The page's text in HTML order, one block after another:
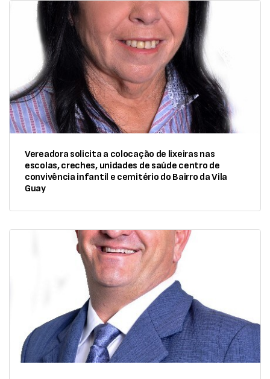
Vereadora solicita a colocação de lixeiras nas
escolas, creches, unidades de saúde centro de
convivência infantil e cemitério do Bairro da Vila
Guay